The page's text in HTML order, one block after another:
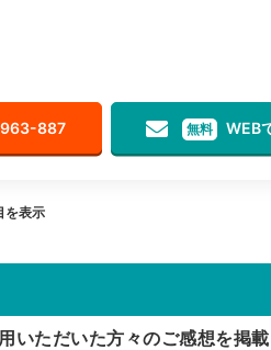
887 無料 WEB
を表示
ただいた方々のご感想を掲載